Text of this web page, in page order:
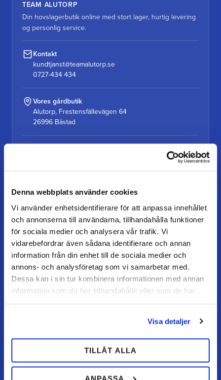
Denna webbplats använder cookies
Vi använder enhetsidentifierare för att anpassa innehållet
och annonserna till användarna, tillhandahålla funktioner
för sociala medier och analysera vår trafik. Vi
vidarebefordrar även sådana identifierare och annan
information från din enhet till de sociala medier och
annons- och analysföretag som vi samarbetar med.
Dessa kan i sin tur kombinera informationen med annan
information som du har tillhandahållit eller som de har
Visa detaljer
TILLÅT ALLA
ANPASSA
TEAM ALUTORP
Din hovslagerbutik online med stort lager, hurtig levering
og personlig service.
Kontakt
kundtjanst@teamalutorp.se
0727-434 434
Vores gårdbutik
Alutorp, Frestensfällevägen 64
26996 Båstad
KUNDESERVICE
Kundeservice
Mine sider
FAQ
Returnering / fortryd køb
Reklamation